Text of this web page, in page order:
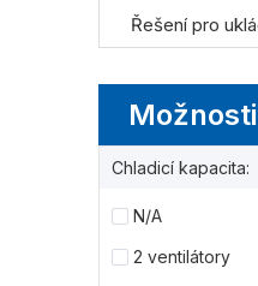
Možnosti
Chladicí kapacita:
N/A
2 ventilátory